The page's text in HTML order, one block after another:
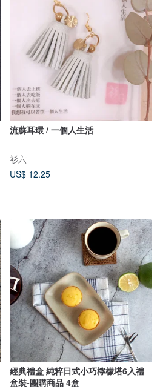
流蘇耳環 / 一個人生活
衫六
US$ 12.25
經典禮盒 純粹日式小巧檸檬塔6入禮
盒裝-團購商品 4盒